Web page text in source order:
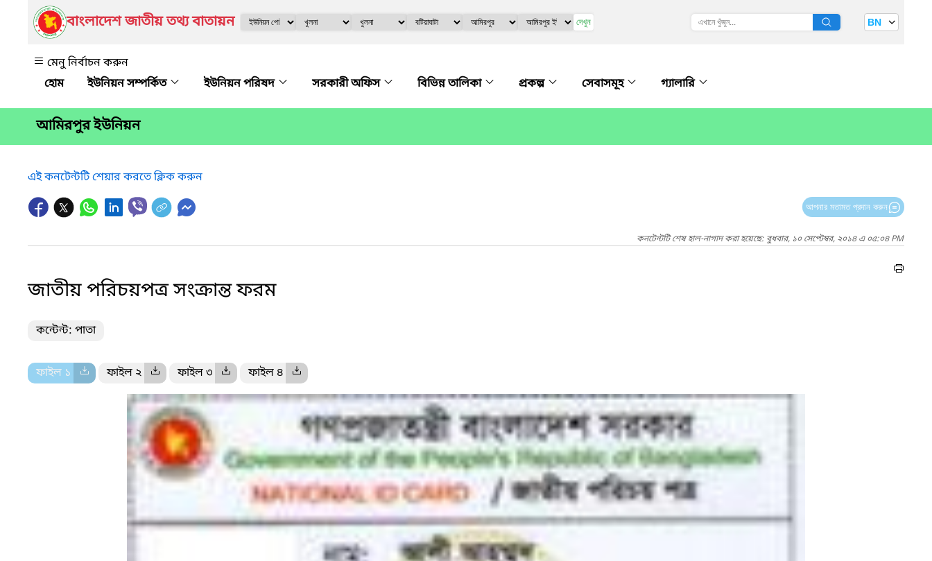
বাংলাদেশ জাতীয় তথ্য বাতায়ন দেখুন BN
মেনু নির্বাচন করুন
ইউনিয়ন সম্পর্কিত
ইউনিয়ন পরিষদ সরকারী অফিস বিভিন্ন তালিকা প্রকল্প সেবাসমূহ গ্যালারি
আমিরপুর ইউনিয়ন
এই কনটেন্টটি শেয়ার করতে ক্লিক করুন
আপনার মতামত প্রদান করুন
কনটেন্টটি শেষ হাল-নাগাদ করা হয়েছে: বুধবার, ১০ সেপ্টেম্বর, ২০১৪ এ ০৫:০৪ PM
জাতীয় পরিচয়পত্র সংক্রান্ত ফরম
কন্টেন্ট: পাতা
ফাইল ১ ফাইল ২ ফাইল ৩ ফাইল ৪